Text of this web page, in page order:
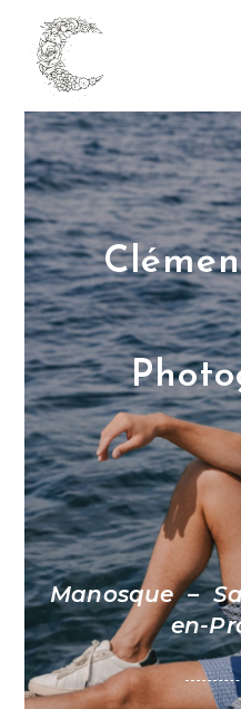
Manosque –
en-